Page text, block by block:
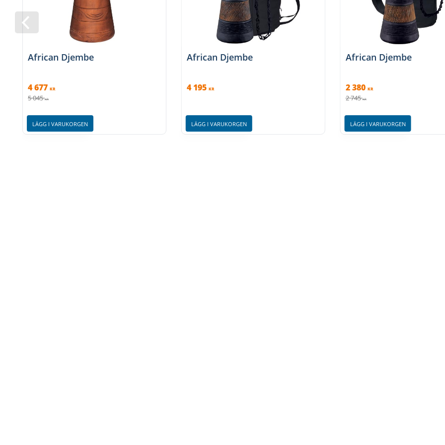
African Djembe
4 677 KR
5 045 KR
LÄGG I VARUKORGEN
African Djembe
4 195 KR
LÄGG I VARUKORGEN
African Djembe
2 380 KR
2 745 KR
LÄGG I VARUKORGEN